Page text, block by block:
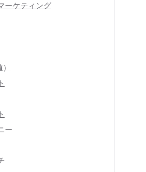
ーケティング
ー